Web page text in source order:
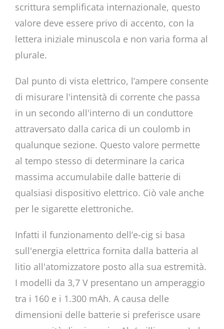
scrittura semplificata internazionale, questo
valore deve essere privo di accento, con la
lettera iniziale minuscola e non varia forma al
plurale.
Dal punto di vista elettrico, l’ampere consente
di misurare l'intensità di corrente che passa
in un secondo all'interno di un conduttore
attraversato dalla carica di un coulomb in
qualunque sezione. Questo valore permette
al tempo stesso di determinare la carica
massima accumulabile dalle batterie di
qualsiasi dispositivo elettrico. Ciò vale anche
per le sigarette elettroniche.
Infatti il funzionamento dell’e-cig si basa
sull'energia elettrica fornita dalla batteria al
litio all'atomizzatore posto alla sua estremità.
I modelli da 3,7 V presentano un amperaggio
tra i 160 e i 1.300 mAh. A causa delle
dimensioni delle batterie si preferisce usare